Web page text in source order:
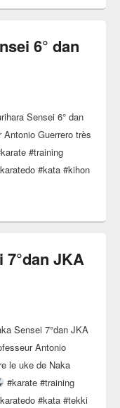
6° dan
Sensei 6° dan
Guerrero très
#training
#kata #kihon
7°dan JKA
Sensei 7°dan JKA
Antonio
le uke de Naka
#karate #training
#kata #tekki